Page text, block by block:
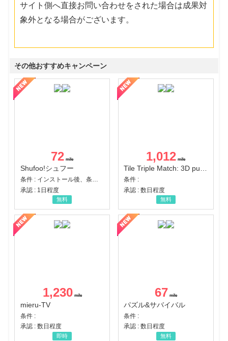
サイト側へ直接お問い合わせをされた場合は成果対
象外となる場合がございます。
その他おすすめキャンペーン
72
Shufoo!シュフー
条件 : インストール後、条件達成
承認 : 1日程度
無料
1,012
Tile Triple Match: 3D puzzle
条件 :
承認 : 数日程度
無料
1,230
mieru-TV
条件 :
承認 : 数日程度
即時
67
パズル&サバイバル
条件 :
承認 : 数日程度
無料